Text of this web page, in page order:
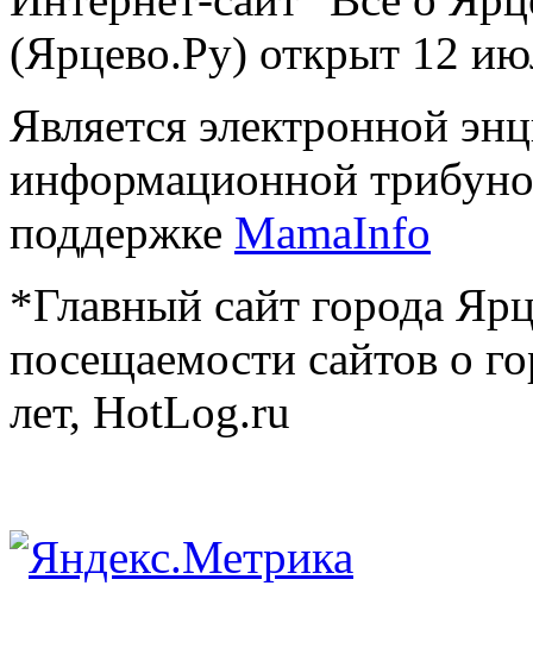
(Ярцево.Ру) открыт 12
Является электронной
информационной
поддержке MamaInfo
*Главный сайт города
посещаемости сайтов о
лет, HotLog.ru